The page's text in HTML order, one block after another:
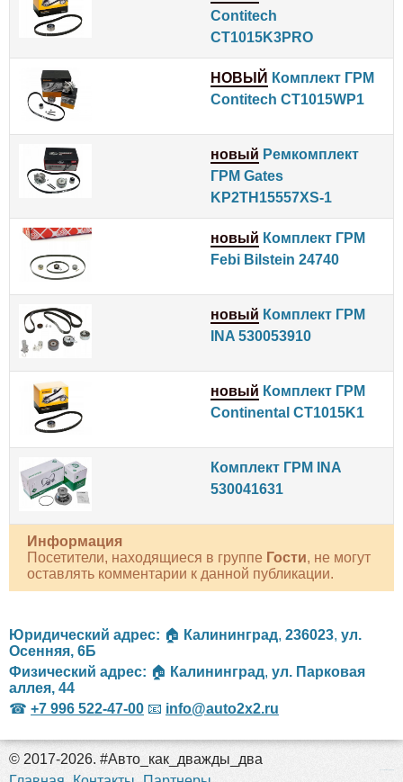
Contitech
CT1015K3PRO
НОВЫЙ Комплект ГРМ
Contitech CT1015WP1
новый Ремкомплект
ГРМ Gates
KP2TH15557XS-1
новый Комплект ГРМ
Febi Bilstein 24740
новый Комплект ГРМ
INA 530053910
новый Комплект ГРМ
Continental CT1015K1
Комплект ГРМ INA
530041631
Информация
Посетители, находящиеся в группе Гости, не могут
оставлять комментарии к данной публикации.
Юридический адрес: 🏠 Калининград, 236023, ул.
Осенняя, 6Б
Физический адрес: 🏠 Калининград, ул. Парковая
аллея, 44
☎ +7 996 522-47-00 📧 info@auto2x2.ru
© 2017-2026. #Авто_как_дважды_два